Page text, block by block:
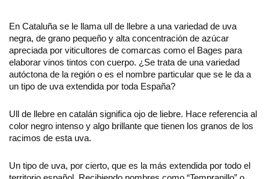
En Cataluña se le llama ull de llebre a una variedad de uva
negra, de grano pequeño y alta concentración de azúcar
apreciada por viticultores de comarcas como el Bages para
elaborar vinos tintos con cuerpo. ¿Se trata de una variedad
autóctona de la región o es el nombre particular que se le da a
un tipo de uva extendida por toda España?
Ull de llebre en catalán significa ojo de liebre. Hace referencia al
color negro intenso y algo brillante que tienen los granos de los
racimos de esta uva.
Un tipo de uva, por cierto, que es la más extendida por todo el